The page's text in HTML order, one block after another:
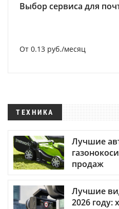
Выбор сервиса для
От 0.13 руб./месяц
ТЕХНИКА
Лучшие
продаж
Лучшие
2026 году: